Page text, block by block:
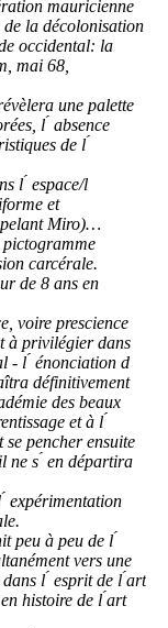
mauricienne
la décolonisation
occidental: la
mai 68,
une palette
l ́ absence
de l
l ́ espace/l
et
Miro)…
carcérale.
de 8 ans en
voire prescience
à privilégier dans
- l ́ énonciation d
définitivement
des beaux
et à l
pencher ensuite
ne s ́ en départira
expérimentation
peu à peu de l
vers une
l ́ esprit de l ́art
histoire de l ́art